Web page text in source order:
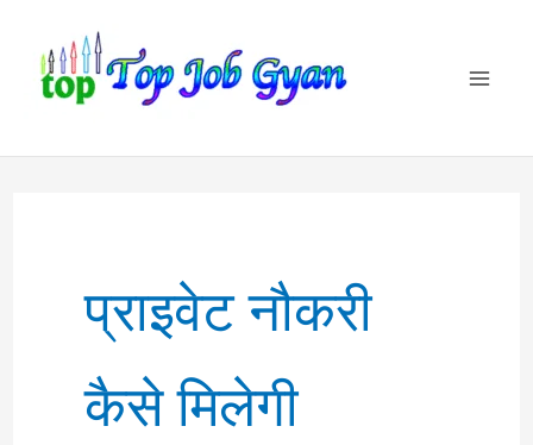
content
प्राइवेट नौकरी
कैसे मिलेगी